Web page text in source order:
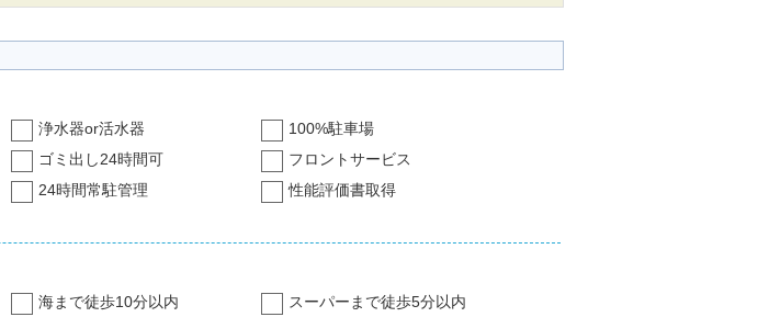
浄水器or活水器
100%駐車場
ゴミ出し24時間可
フロントサービス
24時間常駐管理
性能評価書取得
海まで徒歩10分以内 スーパーまで徒歩5分以内